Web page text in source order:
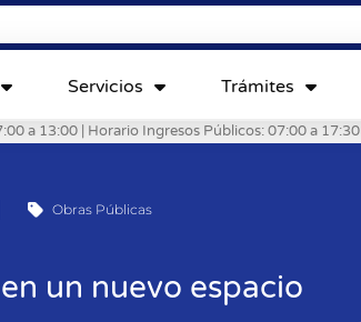
Servicios Trámites
a 13:00 | Horario Ingresos Públicos: 07:00 a 17:30
Obras Públicas
un nuevo espacio